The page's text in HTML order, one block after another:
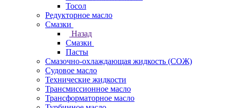
Тосол
Редукторное масло
Смазки
Назад
Смазки
Пасты
Смазочно-охлаждающая жидкость (СОЖ)
Судовое масло
Технические жидкости
Трансмиссионное масло
Трансформаторное масло